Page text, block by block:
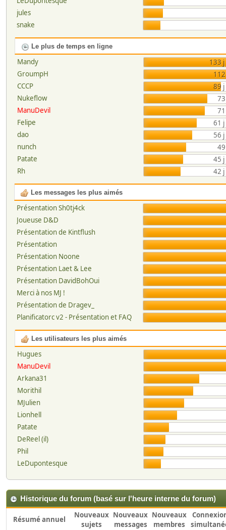
jules
snake
Le plus de temps en ligne
Mandy
133 j
GroumpH
CCCP
89 j
Nukeflow
ManuDevil
Felipe
61 j
dao
56
nunch
Patate
45 j
Rh
42 j
Les messages les plus aimés
Présentation Sh0tj4ck
Joueuse D&D
Présentation de Kintflush
Présentation
Présentation Noone
Présentation Laet & Lee
Présentation DavidBohOui
Merci à nos MJ !
Présentation de Dragev_
Planificatorc v2 - Présentation et FAQ
Les utilisateurs les plus aimés
Hugues
ManuDevil
Arkana31
Morithil
MJulien
Lionhell
Patate
DeReel (il)
Phil
LeDupontesque
Historique du forum (basé sur l'heure interne du forum)
Résumé annuel
Nouveaux
sujets
Nouveaux
messages
Nouveaux
membres